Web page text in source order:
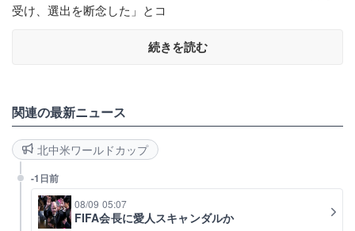
受け、選出を断念した」とコ
続きを読む
関連の最新ニュース
北中米ワールドカップ
-1日前
08/09 05:07
FIFA会長に愛人スキャンダルか